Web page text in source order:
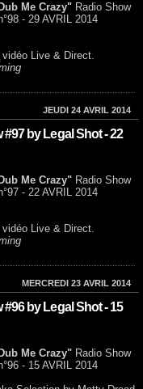
Me Crazy" Radio Show
- 29 AVRIL 2014
Live & Direct.
JEUDI 24 AVRIL 2014
by Legal Shot - 22
Me Crazy" Radio Show
- 22 AVRIL 2014
Live & Direct.
MERCREDI 23 AVRIL 2014
by Legal Shot - 15
Me Crazy" Radio Show
- 15 AVRIL 2014